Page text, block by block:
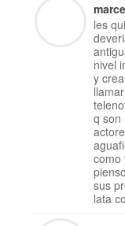
les
nivel
y
q son
como
sus
lata